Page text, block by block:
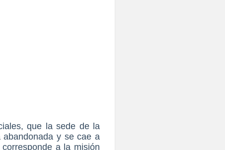
que la sede de la
abandonada y se cae a
a la misión